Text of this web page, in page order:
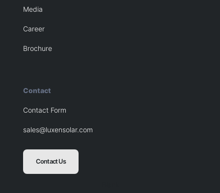
Media
Career
Brochure
Contact
Contact Form
sales@luxensolar.com
Contact Us